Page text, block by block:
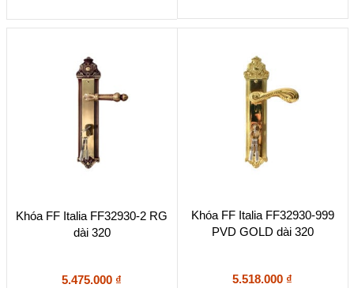
Khóa FF Italia FF32930-2 RG
dài 320
5.475.000 ₫
Khóa FF Italia FF32930-999
PVD GOLD dài 320
5.518.000 ₫